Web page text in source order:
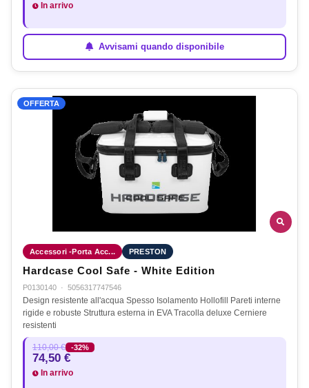
In arrivo
Avvisami quando disponibile
OFFERTA
Accessori -Porta Acc... PRESTON
Hardcase Cool Safe - White Edition
P0130140 · 5056317747546
Design resistente all'acqua Spesso Isolamento Hollofill Pareti interne
rigide e robuste Struttura esterna in EVA Tracolla deluxe Cerniere
resistenti
110,00 € -32%
74,50 €
In arrivo